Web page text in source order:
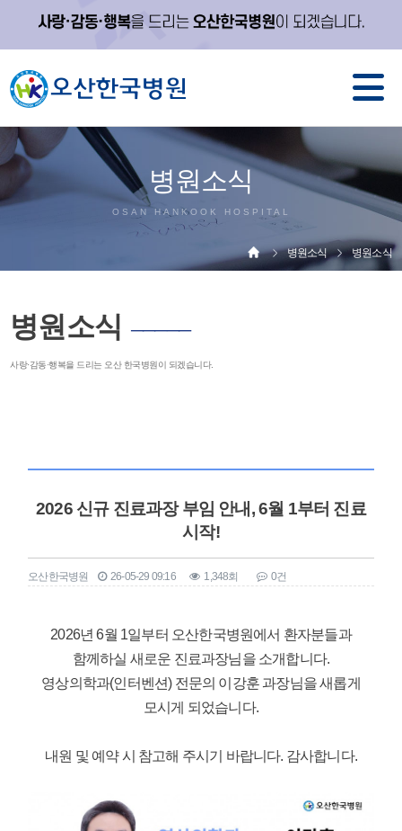
병원소식
OSAN HANKOOK HOSPITAL
병원소식 병원소식
병원소식 ─────
사랑·감동·행복을 드리는 오산 한국병원이 되겠습니다.
2026 신규 진료과장 부임 안내, 6월 1부터 진료
시작!
오산한국병원 26-05-29 09:16 1,348회 0건
2026년 6월 1일부터 오산한국병원에서 환자분들과
함께하실 새로운 진료과장님을 소개합니다.
영상의학과(인터벤션) 전문의 이강훈 과장님을 새롭게
모시게 되었습니다.
내원 및 예약 시 참고해 주시기 바랍니다. 감사합니다.